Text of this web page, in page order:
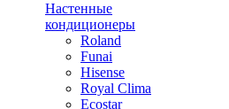
Настенные
кондиционеры
Roland
Funai
Hisense
Royal Clima
Ecostar